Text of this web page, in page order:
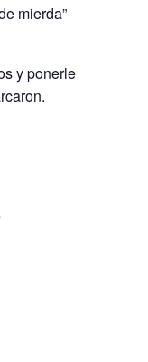
mierda”
y ponerle